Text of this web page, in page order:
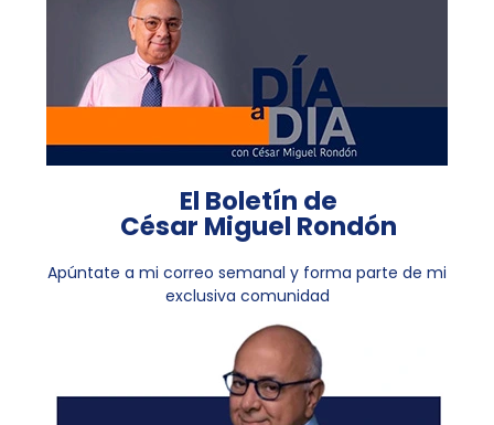
El Boletín de
César Miguel Rondón
Apúntate a mi correo semanal y forma parte de mi
exclusiva comunidad